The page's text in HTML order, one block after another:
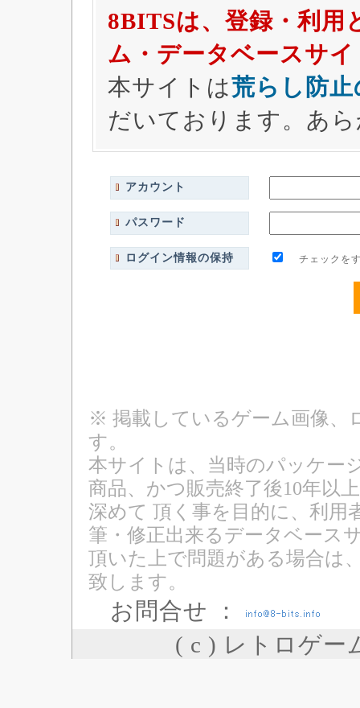
8BITSは、登録・利用
ム・データベースサ
本サイトは荒らし防
だいております。あ
アカウント
パスワード
ログイン情報の保持 チェックをす
※ 掲載しているゲーム画像、
す。
本サイトは、当時のパッケー
商品、かつ販売終了後10年以
深めて 頂く事を目的に、利用
筆・修正出来るデータベース
頂いた上で問題がある場合は
致します。
お問合せ ：
( c ) レトロゲー